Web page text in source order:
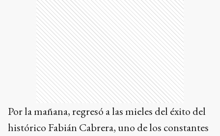
Por la mañana, regresó a las mieles del éxito del
histórico Fabián Cabrera, uno de los constantes